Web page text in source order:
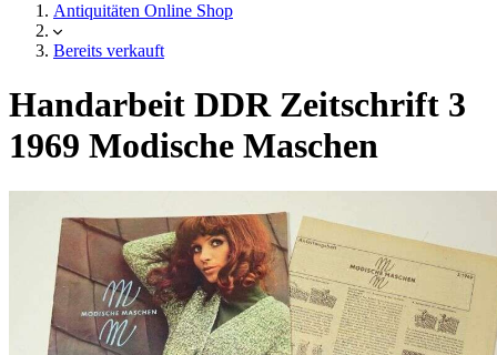
Antiquitäten Online Shop
Bereits verkauft
Handarbeit DDR Zeitschrift 3
1969 Modische Maschen